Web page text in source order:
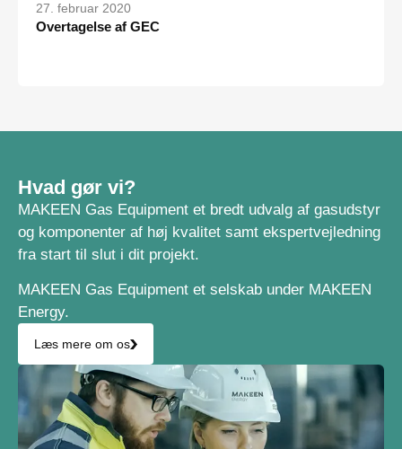
27. februar 2020
Overtagelse af GEC
Hvad gør vi?
MAKEEN Gas Equipment et bredt udvalg af gasudstyr
og komponenter af høj kvalitet samt ekspertvejledning
fra start til slut i dit projekt.
MAKEEN Gas Equipment et selskab under MAKEEN
Energy.
Læs mere om os